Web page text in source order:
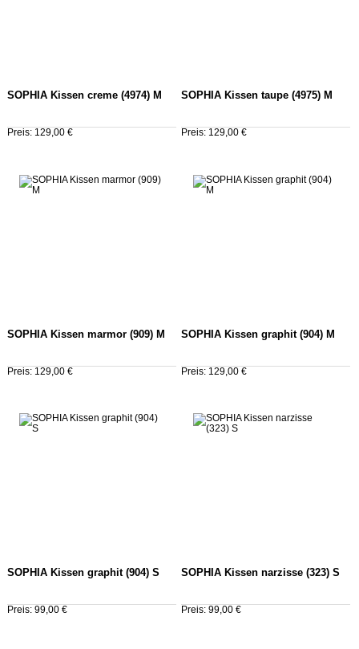
SOPHIA Kissen creme (4974) M
Preis: 129,00 €
SOPHIA Kissen taupe (4975) M
Preis: 129,00 €
SOPHIA Kissen marmor (909) M
Preis: 129,00 €
SOPHIA Kissen graphit (904) M
Preis: 129,00 €
SOPHIA Kissen graphit (904) S
Preis: 99,00 €
SOPHIA Kissen narzisse (323) S
Preis: 99,00 €